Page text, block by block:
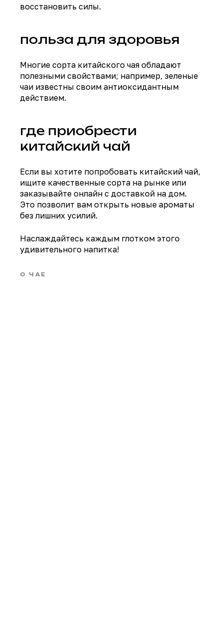
восстановить силы.
польза для здоровья
Многие сорта китайского чая обладают
полезными свойствами; например, зеленые
чаи известны своим антиоксидантным
действием.
где приобрести
китайский чай
Если вы хотите попробовать китайский чай,
ищите качественные сорта на рынке или
заказывайте онлайн с доставкой на дом.
Это позволит вам открыть новые ароматы
без лишних усилий.
Наслаждайтесь каждым глотком этого
удивительного напитка!
О ЧАЕ